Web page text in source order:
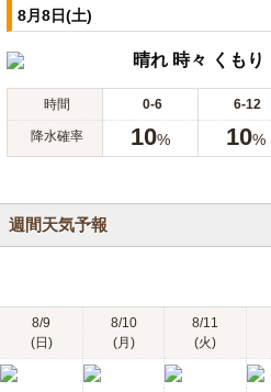
8月8日(土)
晴れ 時々 くもり
時間 0-6 6-12
降水確率 10% 10%
週間天気予報
8/9
(日)
8/10
(月)
8/11
(火)